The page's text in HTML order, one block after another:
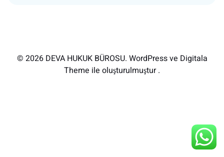
© 2026 DEVA HUKUK BÜROSU. WordPress ve Digitala
Theme ile oluşturulmuştur .